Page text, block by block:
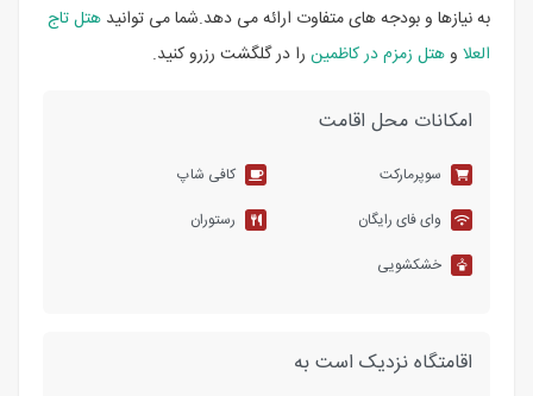
به نیازها و بودجه‌ های متفاوت ارائه می‌ دهد.شما می توانید هتل تاج
العلا وهتل زمزم در کاظمین را در گلگشت رزرو کنید.
امکانات محل اقامت
سوپرمارکت
کافی شاپ
وای فای رایگان
رستوران
خشکشویی
اقامتگاه نزدیک است به